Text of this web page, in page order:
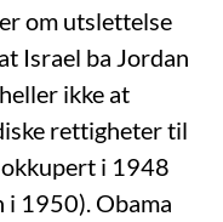
om utslettelse
Israel ba Jordan
ikke at
rettigheter til
okkupert i 1948
1950). Obama